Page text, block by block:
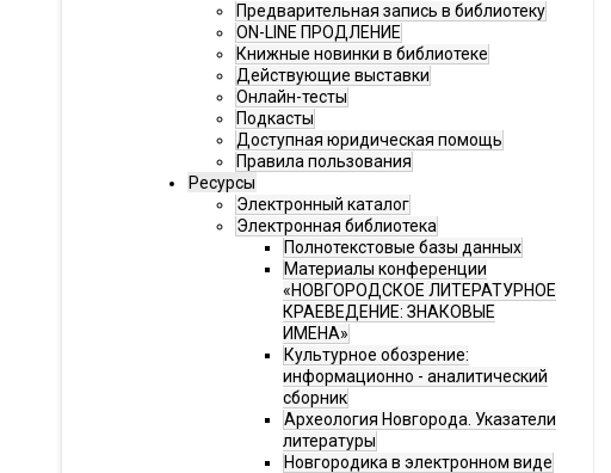
Предварительная запись в библиотеку
ON-LINE ПРОДЛЕНИЕ
Книжные новинки в библиотеке
Действующие выставки
Онлайн-тесты
Подкасты
Доступная юридическая помощь
Правила пользования
Ресурсы
Электронный каталог
Электронная библиотека
Полнотекстовые базы данных
Материалы конференции
«НОВГОРОДСКОЕ ЛИТЕРАТУРНОЕ
КРАЕВЕДЕНИЕ: ЗНАКОВЫЕ
ИМЕНА»
Культурное обозрение:
информационно - аналитический
сборник
Археология Новгорода. Указатели
литературы
Новгородика в электронном виде